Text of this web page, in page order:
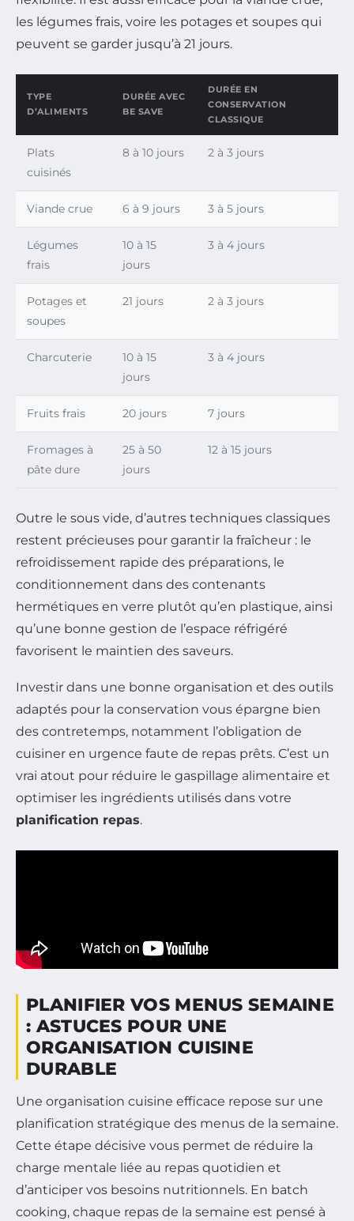
les légumes frais, voire les potages et soupes qui
peuvent se garder jusqu’à 21 jours.
TYPE
D’ALIMENTS
DURÉE AVEC
BE SAVE
DURÉE EN
CONSERVATION
CLASSIQUE
Plats
cuisinés
8 à 10 jours 2 à 3 jours
Viande crue 6 à 9 jours 3 à 5 jours
Légumes
frais
10 à 15
jours
3 à 4 jours
Potages et
soupes
21 jours 2 à 3 jours
Charcuterie
10 à 15
jours
3 à 4 jours
Fruits frais 20 jours 7 jours
Fromages à
pâte dure
25 à 50
jours
12 à 15 jours
Outre le sous vide, d’autres techniques classiques
restent précieuses pour garantir la fraîcheur : le
refroidissement rapide des préparations, le
conditionnement dans des contenants
hermétiques en verre plutôt qu’en plastique, ainsi
qu’une bonne gestion de l’espace réfrigéré
favorisent le maintien des saveurs.
Investir dans une bonne organisation et des outils
adaptés pour la conservation vous épargne bien
des contretemps, notamment l’obligation de
cuisiner en urgence faute de repas prêts. C’est un
vrai atout pour réduire le gaspillage alimentaire et
optimiser les ingrédients utilisés dans votre
planification repas.
PLANIFIER VOS MENUS SEMAINE
: ASTUCES POUR UNE
ORGANISATION CUISINE
DURABLE
Une organisation cuisine efficace repose sur une
planification stratégique des menus de la semaine.
Cette étape décisive vous permet de réduire la
charge mentale liée au repas quotidien et
d’anticiper vos besoins nutritionnels. En batch
cooking, chaque repas de la semaine est pensé à